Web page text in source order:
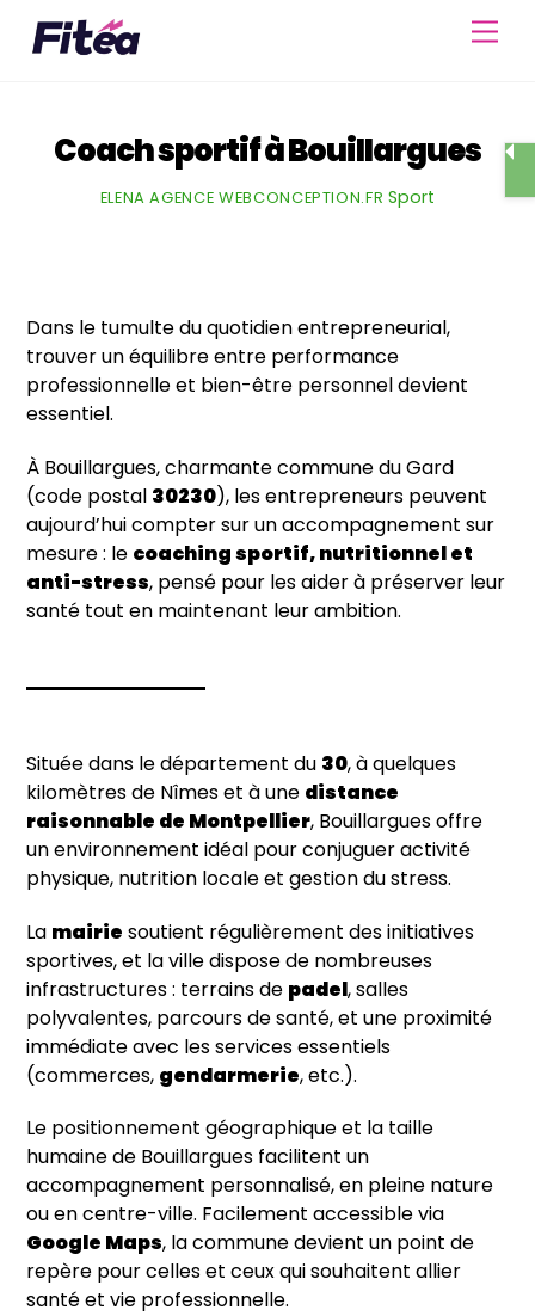
Coach sportif à Bouillargues
ELENA AGENCE WEBCONCEPTION.FR Sport
Dans le tumulte du quotidien entrepreneurial,
trouver un équilibre entre performance
professionnelle et bien-être personnel devient
essentiel.
À Bouillargues, charmante commune du Gard
(code postal 30230), les entrepreneurs peuvent
aujourd’hui compter sur un accompagnement sur
mesure : le coaching sportif, nutritionnel et
anti-stress, pensé pour les aider à préserver leur
santé tout en maintenant leur ambition.
Située dans le département du 30, à quelques
kilomètres de Nîmes et à une distance
raisonnable de Montpellier, Bouillargues offre
un environnement idéal pour conjuguer activité
physique, nutrition locale et gestion du stress.
La mairie soutient régulièrement des initiatives
sportives, et la ville dispose de nombreuses
infrastructures : terrains de padel, salles
polyvalentes, parcours de santé, et une proximité
immédiate avec les services essentiels
(commerces, gendarmerie, etc.).
Le positionnement géographique et la taille
humaine de Bouillargues facilitent un
accompagnement personnalisé, en pleine nature
ou en centre-ville. Facilement accessible via
Google Maps, la commune devient un point de
repère pour celles et ceux qui souhaitent allier
santé et vie professionnelle.